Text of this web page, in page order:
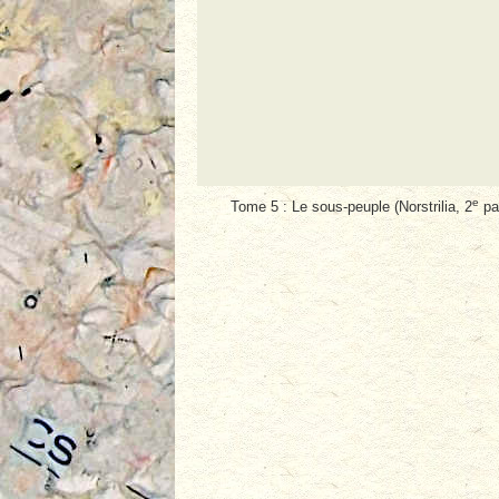
Tome 5 : Le sous-peuple (Norstrilia, 2e